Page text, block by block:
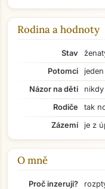
Rodina a hodnoty
Stav
Potomci
jeden
Názor na děti
nikdy
Rodiče
tak
Zázemí
je z
O mně
Proč inzeruji?